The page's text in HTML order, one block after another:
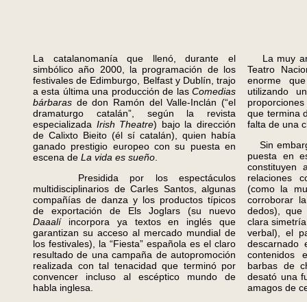
La catalanomanía que llenó, durante el
simbólico año 2000, la programación de los
festivales de Edimburgo, Belfast y Dublín, trajo
a esta última una producción de las Comedias
bárbaras de don Ramón del Valle-Inclán (“el
dramaturgo catalán”, según la revista
especializada Irish Theatre) bajo la dirección
de Calixto Bieito (él sí catalán), quien había
ganado prestigio europeo con su puesta en
escena de La vida es sueño
Presidida por los espectáculos
multidisciplinarios de Carles Santos, algunas
compañías de danza y los productos típicos
de exportación de Els Joglars (su nuevo
Daaalí incorpora ya textos en inglés que
garantizan su acceso al mercado mundial de
los festivales), la “Fiesta” española es el claro
resultado de una campaña de autopromoción
realizada con tal tenacidad que terminó por
convencer incluso al escéptico mundo de
habla inglesa.
La muy
Teatro
enorme
utilizando
que termina
falta de una
Sin
puesta en
constituyen
relaciones
(como la
corroborar
dedos),
clara
verbal), el
descarnado
contenidos
barbas de
desató una
amagos de